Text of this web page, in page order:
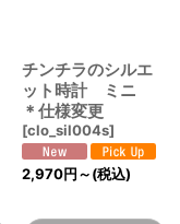
チンチラのシルエ
ット時計 ミニ
＊仕様変更
[clo_sil004s]
2,970円～(税込)